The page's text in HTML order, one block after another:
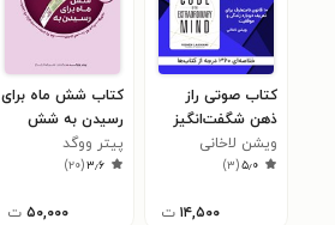
کتاب صوتی راز
ذهن شگفت‌انگیز
(خلاصه کتاب)
ویشن لاخانی
۵٫۰(۳)
۱۴,۵۰۰ ت
کتاب شش ماه برای
رسیدن به شش
رقم...
پیتر ووگد
۳٫۶(۲۰)
۵۰,۰۰۰ ت